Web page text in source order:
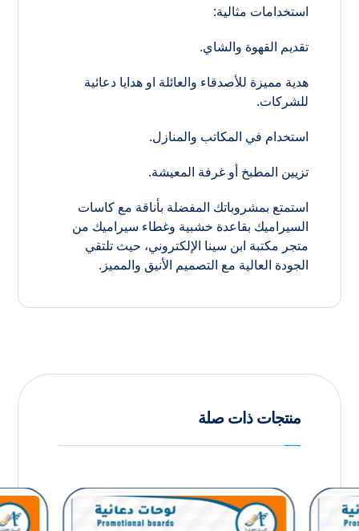
استخدامات مثالية:
تقديم القهوة والشاي.
هدية مميزة للأصدقاء والعائلة او هدايا دعائية
للشركات.
استخدام في المكاتب والمنازل.
تزيين المطبخ أو غرفة المعيشة.
استمتع بمشروباتك المفضلة بأناقة مع كاسات
السيراميك بقاعدة خشبية وغطاء سيراميك من
متجر مكتبة ابن سينا الإلكتروني، حيث تلتقي
الجودة العالية مع التصميم الأنيق والمميز.
منتجات ذات صلة